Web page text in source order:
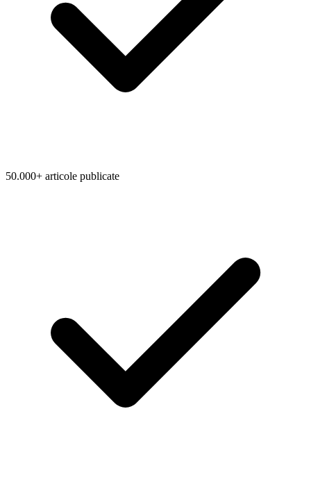
50.000+ articole publicate